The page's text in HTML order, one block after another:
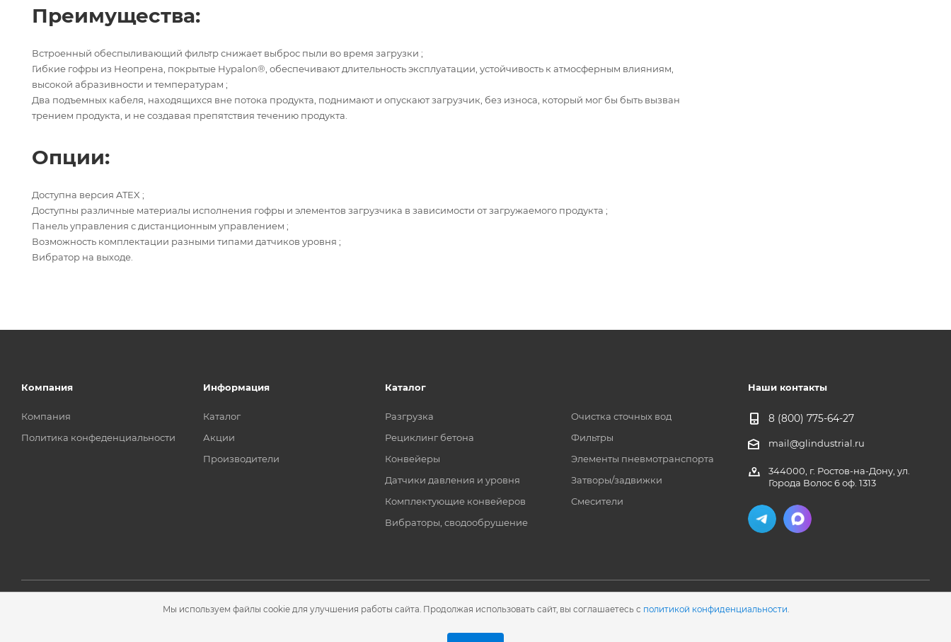
Преимущества:
Встроенный обеспыливающий фильтр снижает выброс пыли во время загрузки ;
Гибкие гофры из Неопрена, покрытые Hypalon®, обеспечивают длительность эксплуатации, устойчивость к атмосферным влияниям,
высокой абразивности и температурам ;
Два подъемных кабеля, находящихся вне потока продукта, поднимают и опускают загрузчик, без износа, который мог бы быть вызван
трением продукта, и не создавая препятствия течению продукта.
Опции:
Доступна версия ATEX ;
Доступны различные материалы исполнения гофры и элементов загрузчика в зависимости от загружаемого продукта ;
Панель управления с дистанционным управлением ;
Возможность комплектации разными типами датчиков уровня ;
Вибратор на выходе.
Компания
Компания
Политика конфеденциальности
Информация
Каталог
Акции
Производители
Каталог
Разгрузка
Рециклинг бетона
Конвейеры
Датчики давления и уровня
Комплектующие конвейеров
Вибраторы, сводообрушение
Очистка сточных вод
Фильтры
Элементы пневмотранспорта
Затворы/задвижки
Смесители
Наши контакты
8 (800) 775-64-27
mail@glindustrial.ru
344000, г. Ростов-на-Дону, ул.
Города Волос 6 оф. 1313
Мы используем файлы cookie для улучшения работы сайта. Продолжая использовать сайт, вы соглашаетесь с политикой конфиденциальности.